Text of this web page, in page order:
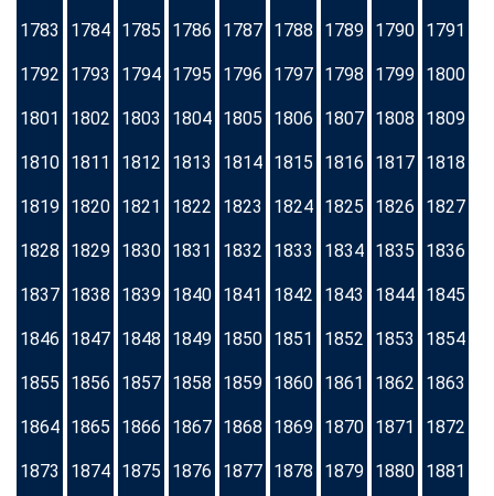
1783 1784 1785 1786 1787 1788 1789 1790 1791
1792 1793 1794 1795 1796 1797 1798 1799 1800
1801 1802 1803 1804 1805 1806 1807 1808 1809
1810 1811 1812 1813 1814 1815 1816 1817 1818
1819 1820 1821 1822 1823 1824 1825 1826 1827
1828 1829 1830 1831 1832 1833 1834 1835 1836
1837 1838 1839 1840 1841 1842 1843 1844 1845
1846 1847 1848 1849 1850 1851 1852 1853 1854
1855 1856 1857 1858 1859 1860 1861 1862 1863
1864 1865 1866 1867 1868 1869 1870 1871 1872
1873 1874 1875 1876 1877 1878 1879 1880 1881